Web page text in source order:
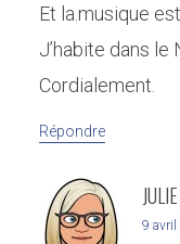
Et la.musique
J’habite dans le
Cordialement.
Répondre
JULIE
9 avril